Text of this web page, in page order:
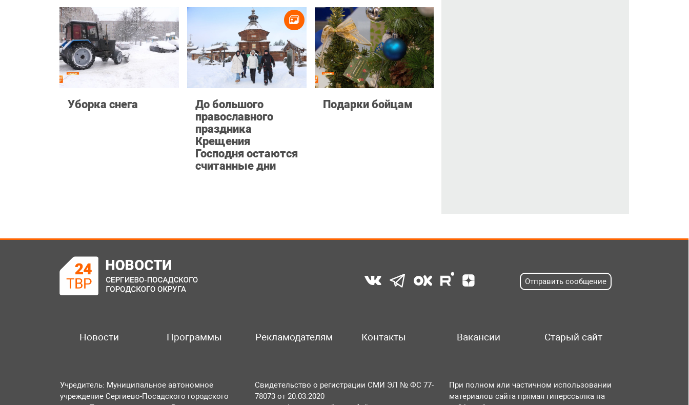
Уборка снега
До большого
православного
праздника
Крещения
Господня остаются
считанные дни
Подарки бойцам
Отправить сообщение
Новости Программы Рекламодателям Контакты Вакансии Старый сайт
Учредитель: Муниципальное автономное
учреждение Сергиево-Посадского городского
Свидетельство о регистрации СМИ ЭЛ № ФС 77-
78073 от 20.03.2020
При полном или частичном использовании
материалов сайта прямая гиперссылка на